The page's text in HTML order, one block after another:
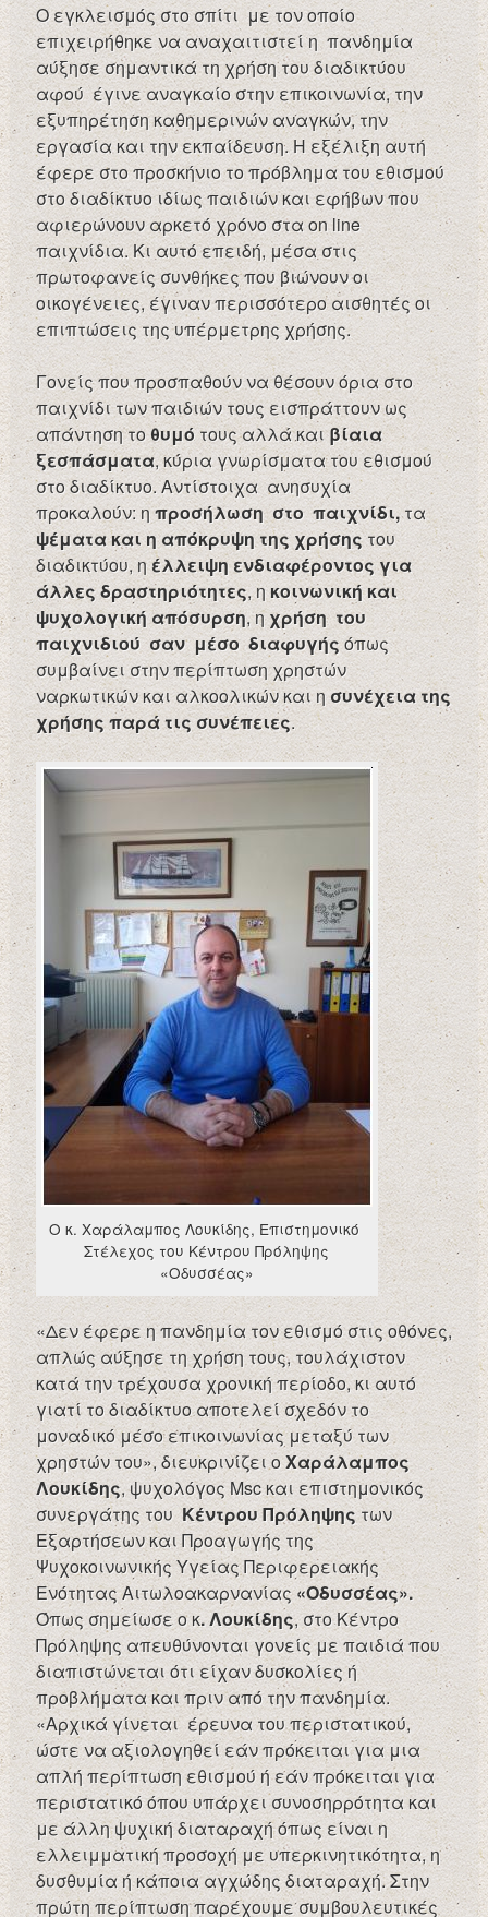
Ο εγκλεισμός στο σπίτι με τον οποίο
επιχειρήθηκε να αναχαιτιστεί η πανδημία
αύξησε σημαντικά τη χρήση του διαδικτύου
αφού έγινε αναγκαίο στην επικοινωνία, την
εξυπηρέτηση καθημερινών αναγκών, την
εργασία και την εκπαίδευση. Η εξέλιξη αυτή
έφερε στο προσκήνιο το πρόβλημα του εθισμού
στο διαδίκτυο ιδίως παιδιών και εφήβων που
αφιερώνουν αρκετό χρόνο στα on line
παιχνίδια. Κι αυτό επειδή, μέσα στις
πρωτοφανείς συνθήκες που βιώνουν οι
οικογένειες, έγιναν περισσότερο αισθητές οι
επιπτώσεις της υπέρμετρης χρήσης.
Γονείς που προσπαθούν να θέσουν όρια στο
παιχνίδι των παιδιών τους εισπράττουν ως
απάντηση τοθυμότους αλλά καιβίαια
ξεσπάσματα, κύρια γνωρίσματα του εθισμού
στο διαδίκτυο. Αντίστοιχα ανησυχία
προκαλούν: ηπροσήλωση στο παιχνίδι,τα
ψέματα και η απόκρυψη της χρήσηςτου
διαδικτύου, ηέλλειψη ενδιαφέροντος για
άλλες δραστηριότητες, ηκοινωνική και
ψυχολογική απόσυρση, η χρήση του
παιχνιδιού σαν μέσο διαφυγής όπως
συμβαίνει στην περίπτωση χρηστών
ναρκωτικών και αλκοολικών και ησυνέχεια της
χρήσης παρά τις συνέπειες.
Ο κ. Χαράλαμπος Λουκίδης, Επιστημονικό
Στέλεχος του Κέντρου Πρόληψης
«Οδυσσέας»
«Δεν έφερε η πανδημία τον εθισμό στις οθόνες,
απλώς αύξησε τη χρήση τους, τουλάχιστον
κατά την τρέχουσα χρονική περίοδο, κι αυτό
γιατί το διαδίκτυο αποτελεί σχεδόν το
μοναδικό μέσο επικοινωνίας μεταξύ των
χρηστών του», διευκρινίζει οΧαράλαμπος
Λουκίδης, ψυχολόγος Msc και επιστημονικός
συνεργάτης του Κέντρου Πρόληψηςτων
Εξαρτήσεων και Προαγωγής της
Ψυχοκοινωνικής Υγείας Περιφερειακής
Ενότητας Αιτωλοακαρνανίας«Οδυσσέας».
Όπως σημείωσε ο κ. Λουκίδης, στο Κέντρο
Πρόληψης απευθύνονται γονείς με παιδιά που
διαπιστώνεται ότι είχαν δυσκολίες ή
προβλήματα και πριν από την πανδημία.
«Αρχικά γίνεται έρευνα του περιστατικού,
ώστε να αξιολογηθεί εάν πρόκειται για μια
απλή περίπτωση εθισμού ή εάν πρόκειται για
περιστατικό όπου υπάρχει συνοσηρρότητα και
με άλλη ψυχική διαταραχή όπως είναι η
ελλειμματική προσοχή με υπερκινητικότητα, η
δυσθυμία ή κάποια αγχώδης διαταραχή. Στην
πρώτη περίπτωση παρέχουμε συμβουλευτικές